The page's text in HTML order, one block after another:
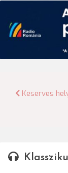
Keserves